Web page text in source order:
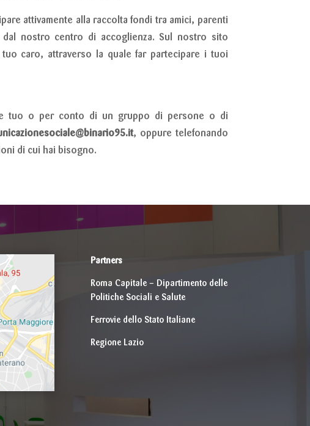
attivamente alla raccolta fondi tra amici, parenti
nostro centro di accoglienza. Sul nostro sito
tuo caro, attraverso la quale far partecipare i tuoi
tuo o per conto di un gruppo di persone o di
, oppure telefonando
di cui hai bisogno.
Partners
Roma Capitale – Dipartimento delle
Politiche Sociali e Salute
Ferrovie dello Stato Italiane
Regione Lazio